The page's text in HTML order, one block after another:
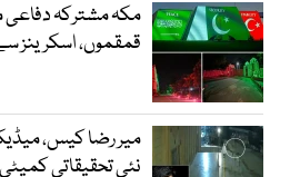
مکہ مشترکہ دفاعی
قمقموں، اسکرینز
میر رضا کیس،
نئی تحقیقاتی